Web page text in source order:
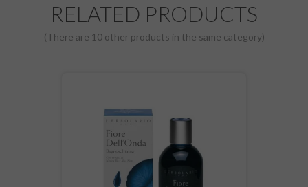
RELATED PRODUCTS
(There are 10 other products in the same category)